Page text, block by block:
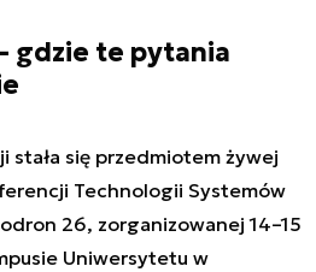
gdzie te pytania
stała się przedmiotem żywej
Technologii Systemów
26, zorganizowanej 14–15
Uniwersytetu w